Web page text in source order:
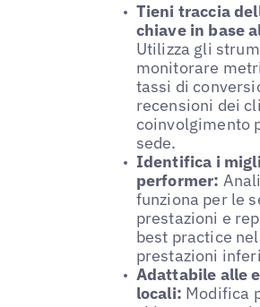
Tieni traccia
chiave in base
Utilizza gli
monitorare
tassi di
recensioni dei
coinvolgimento
sede.
Identifica i
performer:
funziona per le
prestazioni e
best practice
prestazioni
Adattabile alle
locali: Modifica